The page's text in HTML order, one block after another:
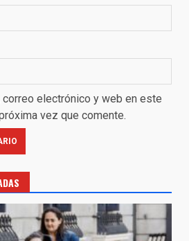
correo electrónico y web en este
vez que comente.